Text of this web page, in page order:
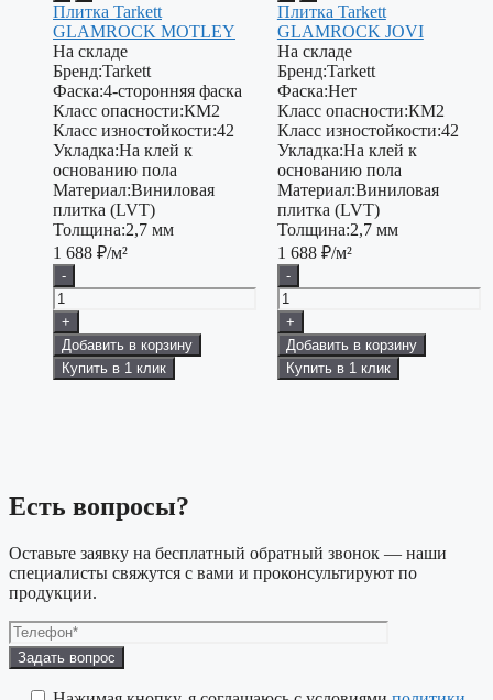
Плитка Tarkett
GLAMROCK MOTLEY
На складе
Бренд:Tarkett
Фаска:4-сторонняя фаска
Класс опасности:КМ2
Класс изностойкости:42
Укладка:На клей к
основанию пола
Материал:Виниловая
плитка (LVT)
Толщина:2,7 мм
1 688 ₽/м²
-
+
Добавить в корзину
Купить в 1 клик
Плитка Tarkett
GLAMROCK JOVI
На складе
Бренд:Tarkett
Фаска:Нет
Класс опасности:КМ2
Класс изностойкости:42
Укладка:На клей к
основанию пола
Материал:Виниловая
плитка (LVT)
Толщина:2,7 мм
1 688 ₽/м²
-
+
Добавить в корзину
Купить в 1 клик
Есть вопросы?
Оставьте заявку на бесплатный обратный звонок — наши
специалисты свяжутся с вами и проконсультируют по
продукции.
Оставьте
это
поле